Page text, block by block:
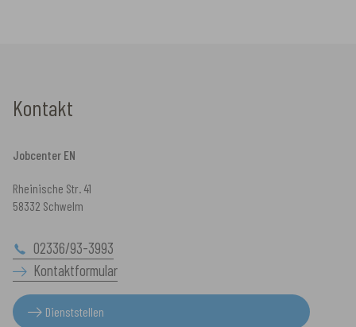
Kontakt
Jobcenter EN
Rheinische Str. 41
58332 Schwelm
02336/93-3993
Kontaktformular
Dienststellen